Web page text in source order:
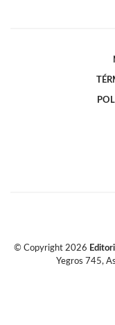
© Copyright 2026
Yegros 745,